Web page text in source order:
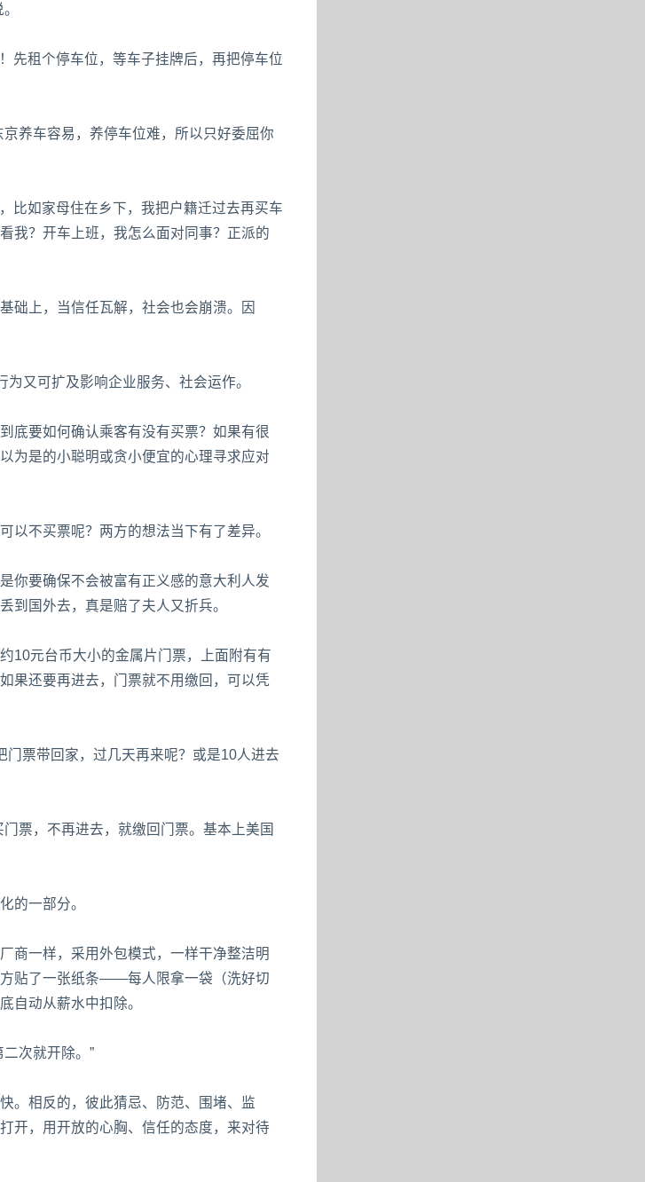
先租个停车位，等车子挂牌后，再把停车位
养车容易，养停车位难，所以只好委屈你
比如家母住在乡下，我把户籍迁过去再买车
我？开车上班，我怎么面对同事？正派的
础上，当信任瓦解，社会也会崩溃。因
又可扩及影响企业服务、社会运作。
底要如何确认乘客有没有买票？如果有很
为是的小聪明或贪小便宜的心理寻求应对
以不买票呢？两方的想法当下有了差异。
你要确保不会被富有正义感的意大利人发
到国外去，真是赔了夫人又折兵。
10元台币大小的金属片门票，上面附有有
果还要再进去，门票就不用缴回，可以凭
门票带回家，过几天再来呢？或是10人进去
票，不再进去，就缴回门票。基本上美国
的一部分。
商一样，采用外包模式，一样干净整洁明
贴了一张纸条——每人限拿一袋（洗好切
自动从薪水中扣除。
次就开除。”
。相反的，彼此猜忌、防范、围堵、监
开，用开放的心胸、信任的态度，来对待